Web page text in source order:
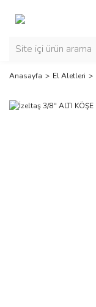
Anasayfa El Aletleri